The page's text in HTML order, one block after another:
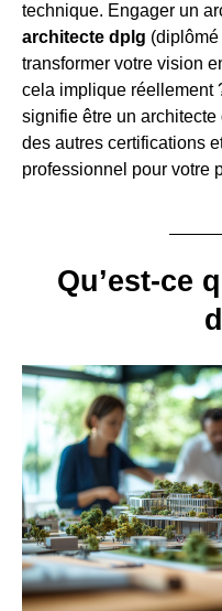
technique. Engager un
architecte dplg
transformer votre vision
cela implique réellement
signifie être un
des autres certifications
professionnel pour votre
Qu’est-ce